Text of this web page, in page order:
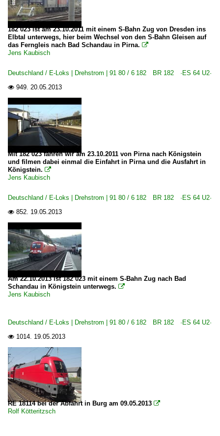
182 023 ist am 23.10.2011 mit einem S-Bahn Zug von Dresden ins
Elbtal unterwegs, hier beim Wechsel von den S-Bahn Gleisen auf
das Ferngleis nach Bad Schandau in Pirna. 
Jens Kaubisch
Deutschland / E-Loks | Drehstrom | 91 80 / 6 182 BR 182 ·ES 64 U2·
 949. 20.05.2013
Mit 182 023 fahren wir am 23.10.2011 von Pirna nach Königstein
und filmen dabei einmal die Einfahrt in Pirna und die Ausfahrt in
Königstein. 
Jens Kaubisch
Deutschland / E-Loks | Drehstrom | 91 80 / 6 182 BR 182 ·ES 64 U2·
 852. 19.05.2013
Am 22.10.2013 ist 182 023 mit einem S-Bahn Zug nach Bad
Schandau in Königstein unterwegs. 
Jens Kaubisch
Deutschland / E-Loks | Drehstrom | 91 80 / 6 182 BR 182 ·ES 64 U2·
 1014. 19.05.2013
RE 18114 bei der Abfahrt in Burg am 09.05.2013 
Rolf Kötteritzsch